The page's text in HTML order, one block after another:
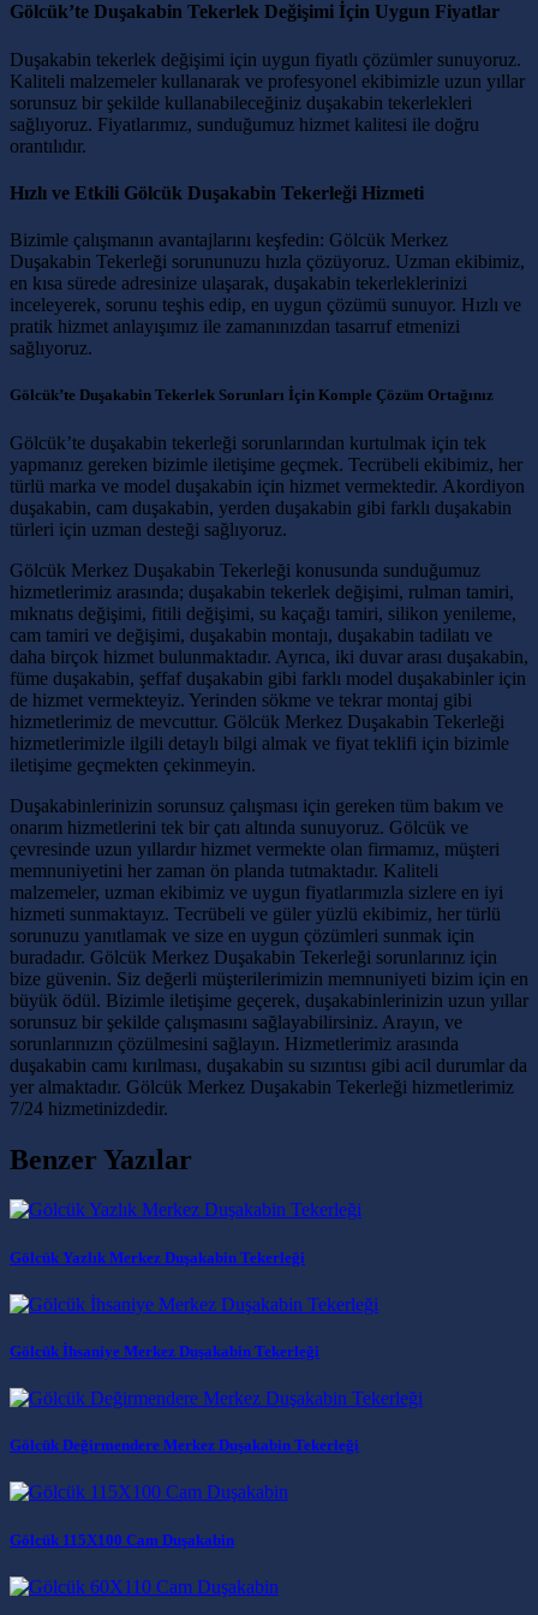
Gölcük’te Duşakabin Tekerlek Değişimi İçin Uygun Fiyatlar
Duşakabin tekerlek değişimi için uygun fiyatlı çözümler sunuyoruz.
Kaliteli malzemeler kullanarak ve profesyonel ekibimizle uzun yıllar
sorunsuz bir şekilde kullanabileceğiniz duşakabin tekerlekleri
sağlıyoruz. Fiyatlarımız, sunduğumuz hizmet kalitesi ile doğru
orantılıdır.
Hızlı ve Etkili Gölcük Duşakabin Tekerleği Hizmeti
Bizimle çalışmanın avantajlarını keşfedin: Gölcük Merkez
Duşakabin Tekerleği sorununuzu hızla çözüyoruz. Uzman ekibimiz,
en kısa sürede adresinize ulaşarak, duşakabin tekerleklerinizi
inceleyerek, sorunu teşhis edip, en uygun çözümü sunuyor. Hızlı ve
pratik hizmet anlayışımız ile zamanınızdan tasarruf etmenizi
sağlıyoruz.
Gölcük’te Duşakabin Tekerlek Sorunları İçin Komple Çözüm Ortağınız
Gölcük’te duşakabin tekerleği sorunlarından kurtulmak için tek
yapmanız gereken bizimle iletişime geçmek. Tecrübeli ekibimiz, her
türlü marka ve model duşakabin için hizmet vermektedir. Akordiyon
duşakabin, cam duşakabin, yerden duşakabin gibi farklı duşakabin
türleri için uzman desteği sağlıyoruz.
Gölcük Merkez Duşakabin Tekerleği konusunda sunduğumuz
hizmetlerimiz arasında; duşakabin tekerlek değişimi, rulman tamiri,
mıknatıs değişimi, fitili değişimi, su kaçağı tamiri, silikon yenileme,
cam tamiri ve değişimi, duşakabin montajı, duşakabin tadilatı ve
daha birçok hizmet bulunmaktadır. Ayrıca, iki duvar arası duşakabin,
füme duşakabin, şeffaf duşakabin gibi farklı model duşakabinler için
de hizmet vermekteyiz. Yerinden sökme ve tekrar montaj gibi
hizmetlerimiz de mevcuttur. Gölcük Merkez Duşakabin Tekerleği
hizmetlerimizle ilgili detaylı bilgi almak ve fiyat teklifi için bizimle
iletişime geçmekten çekinmeyin.
Duşakabinlerinizin sorunsuz çalışması için gereken tüm bakım ve
onarım hizmetlerini tek bir çatı altında sunuyoruz. Gölcük ve
çevresinde uzun yıllardır hizmet vermekte olan firmamız, müşteri
memnuniyetini her zaman ön planda tutmaktadır. Kaliteli
malzemeler, uzman ekibimiz ve uygun fiyatlarımızla sizlere en iyi
hizmeti sunmaktayız. Tecrübeli ve güler yüzlü ekibimiz, her türlü
sorunuzu yanıtlamak ve size en uygun çözümleri sunmak için
buradadır. Gölcük Merkez Duşakabin Tekerleği sorunlarınız için
bize güvenin. Siz değerli müşterilerimizin memnuniyeti bizim için en
büyük ödül. Bizimle iletişime geçerek, duşakabinlerinizin uzun yıllar
sorunsuz bir şekilde çalışmasını sağlayabilirsiniz. Arayın, ve
sorunlarınızın çözülmesini sağlayın. Hizmetlerimiz arasında
duşakabin camı kırılması, duşakabin su sızıntısı gibi acil durumlar da
yer almaktadır. Gölcük Merkez Duşakabin Tekerleği hizmetlerimiz
7/24 hizmetinizdedir.
Benzer Yazılar
Gölcük Yazlık Merkez Duşakabin Tekerleği
Gölcük İhsaniye Merkez Duşakabin Tekerleği
Gölcük Değirmendere Merkez Duşakabin Tekerleği
Gölcük 115X100 Cam Duşakabin